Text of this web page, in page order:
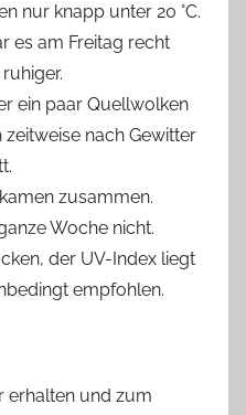
nur knapp unter 20 °C.
es am Freitag recht
ein paar Quellwolken
nach Gewitter
zusammen.
Woche nicht.
der UV-Index liegt
empfohlen.
erhalten und zum